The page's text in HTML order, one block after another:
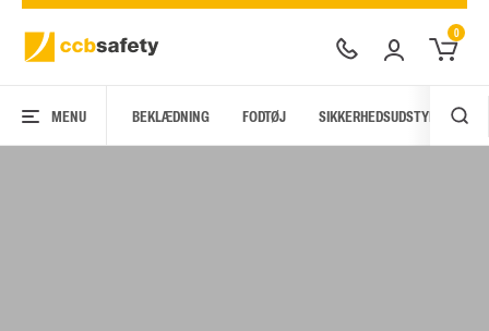
0
MENU BEKLÆDNING FODTØJ SIKKERHEDSUDSTYR